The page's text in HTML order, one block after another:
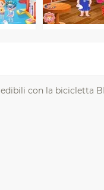
con la bicicletta